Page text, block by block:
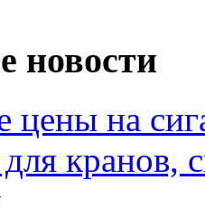
новости
цены на
кранов,